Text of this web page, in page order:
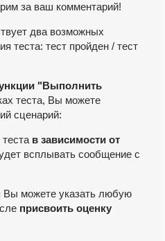
за ваш комментарий!
два возможных
теста: тест пройден / тест
"Выполнить
теста, Вы можете
сценарий:
в зависимости от
всплывать сообщение с
Вы можете указать любую
присвоить оценку